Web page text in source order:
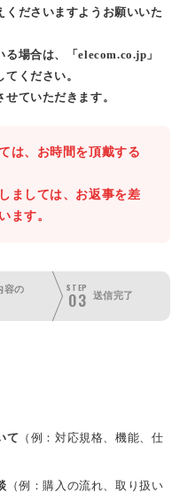
くださいますようお願いいた
場合は、「elecom.co.jp」
ください。
ていただきます。
は、お時間を頂戴する
ましては、お返事を差
ます。
容の
STEP
03 送信完了
て （例：対応規格、機能、仕
（例：購入の流れ、取り扱い